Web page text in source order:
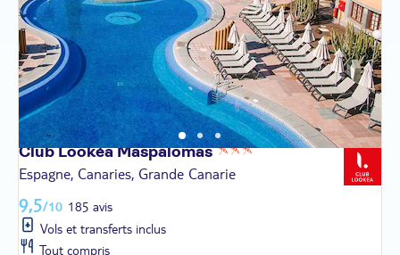
Club LookéaMaspalomas
Espagne, Canaries, Grande Canarie
9,5/10 185 avis
Vols et transferts inclus
Tout compris